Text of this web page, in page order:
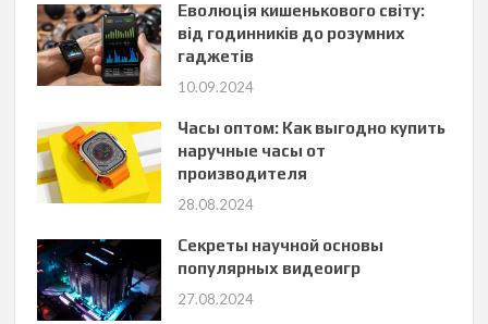
Еволюція кишенькового світу:
від годинників до розумних
гаджетів
10.09.2024
Часы оптом: Как выгодно купить
наручные часы от
производителя
28.08.2024
Секреты научной основы
популярных видеоигр
27.08.2024